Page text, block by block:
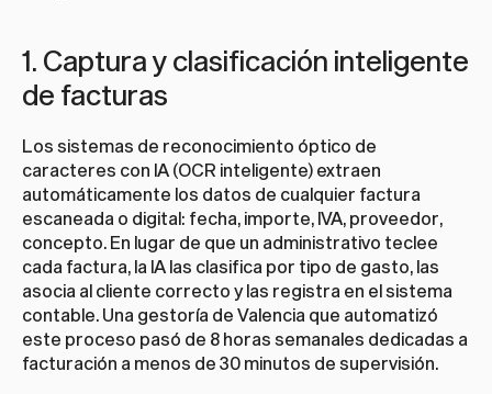
1. Captura y clasificación inteligente
de facturas
Los sistemas de reconocimiento óptico de
caracteres con IA (OCR inteligente) extraen
automáticamente los datos de cualquier factura
escaneada o digital: fecha, importe, IVA, proveedor,
concepto. En lugar de que un administrativo teclee
cada factura, la IA las clasifica por tipo de gasto, las
asocia al cliente correcto y las registra en el sistema
contable. Una gestoría de Valencia que automatizó
este proceso pasó de 8 horas semanales dedicadas a
facturación a menos de 30 minutos de supervisión.